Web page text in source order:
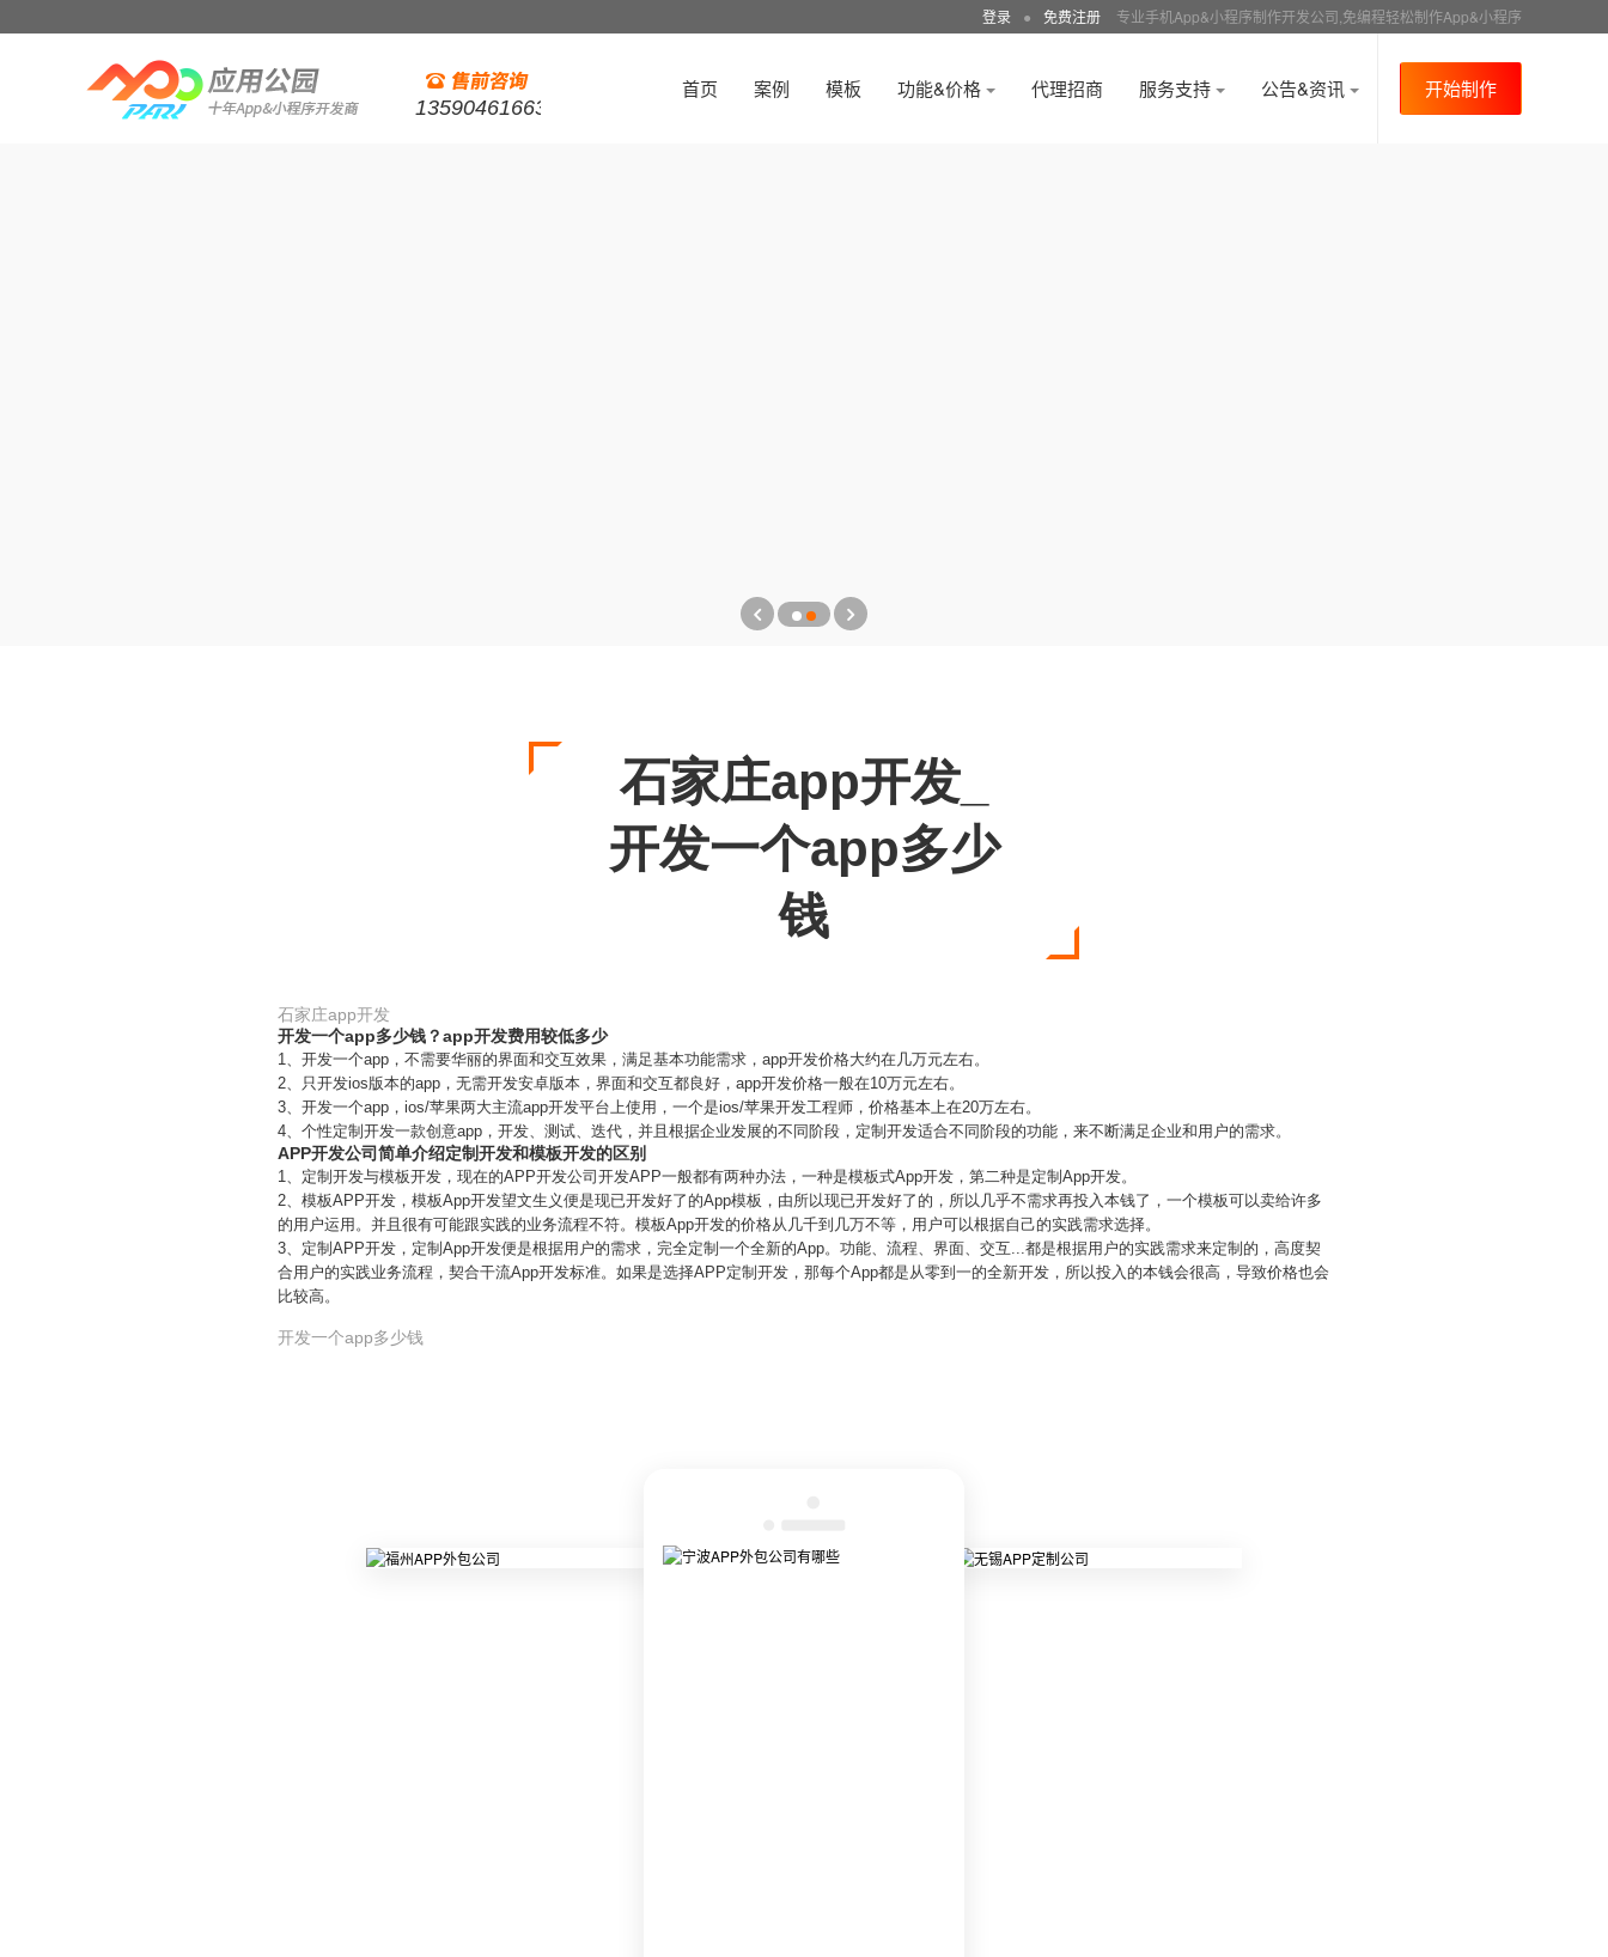
登录 ● 免费注册 专业手机App&小程序制作开发公司,免编程轻松制作App&小程序
13590461663
首页 案例 模板 功能&价格 代理招商 服务支持 公告&资讯 开始制作
石家庄app开发_
开发一个app多少
钱
石家庄app开发
开发一个app多少钱？app开发费用较低多少
1、开发一个app，不需要华丽的界面和交互效果，满足基本功能需求，app开发价格大约在几万元左右。
2、只开发ios版本的app，无需开发安卓版本，界面和交互都良好，app开发价格一般在10万元左右。
3、开发一个app，ios/苹果两大主流app开发平台上使用，一个是ios/苹果开发工程师，价格基本上在20万左右。
4、个性定制开发一款创意app，开发、测试、迭代，并且根据企业发展的不同阶段，定制开发适合不同阶段的功能，来不断满足企业和用户的需求。
APP开发公司简单介绍定制开发和模板开发的区别
1、定制开发与模板开发，现在的APP开发公司开发APP一般都有两种办法，一种是模板式App开发，第二种是定制App开发。
2、模板APP开发，模板App开发望文生义便是现已开发好了的App模板，由所以现已开发好了的，所以几乎不需求再投入本钱了，一个模板可以卖给许多
的用户运用。并且很有可能跟实践的业务流程不符。模板App开发的价格从几千到几万不等，用户可以根据自己的实践需求选择。
3、定制APP开发，定制App开发便是根据用户的需求，完全定制一个全新的App。功能、流程、界面、交互...都是根据用户的实践需求来定制的，高度契
合用户的实践业务流程，契合干流App开发标准。如果是选择APP定制开发，那每个App都是从零到一的全新开发，所以投入的本钱会很高，导致价格也会
比较高。
开发一个app多少钱